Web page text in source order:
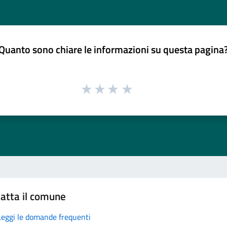
sono chiare le informazioni su questa
il comune
le domande frequenti